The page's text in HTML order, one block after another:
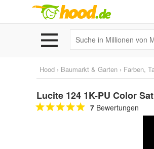
Hood › Baumarkt & Garten › Farben,
Lucite 124 1K-PU Color
7 Bewertungen